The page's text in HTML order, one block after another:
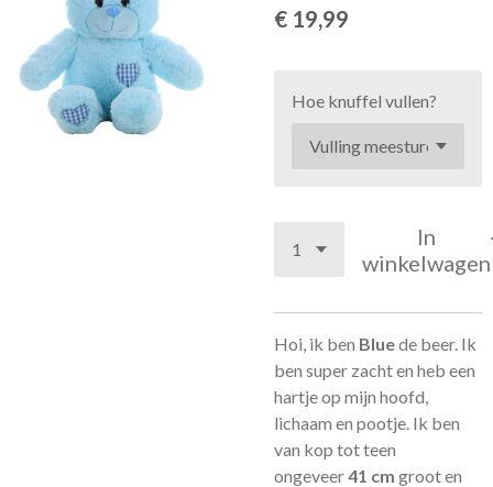
€ 19,99
Hoe knuffel vullen?
In
winkelwagen
Hoi, ik ben Bluede beer. Ik
ben super zacht en heb een
hartje op mijn hoofd,
lichaam en pootje. Ik ben
van kop tot teen
ongeveer41 cm groot en